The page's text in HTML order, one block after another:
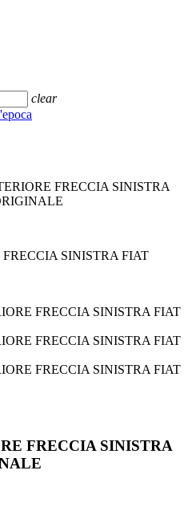
clear
FRECCIA SINISTRA
FRECCIA SINISTRA